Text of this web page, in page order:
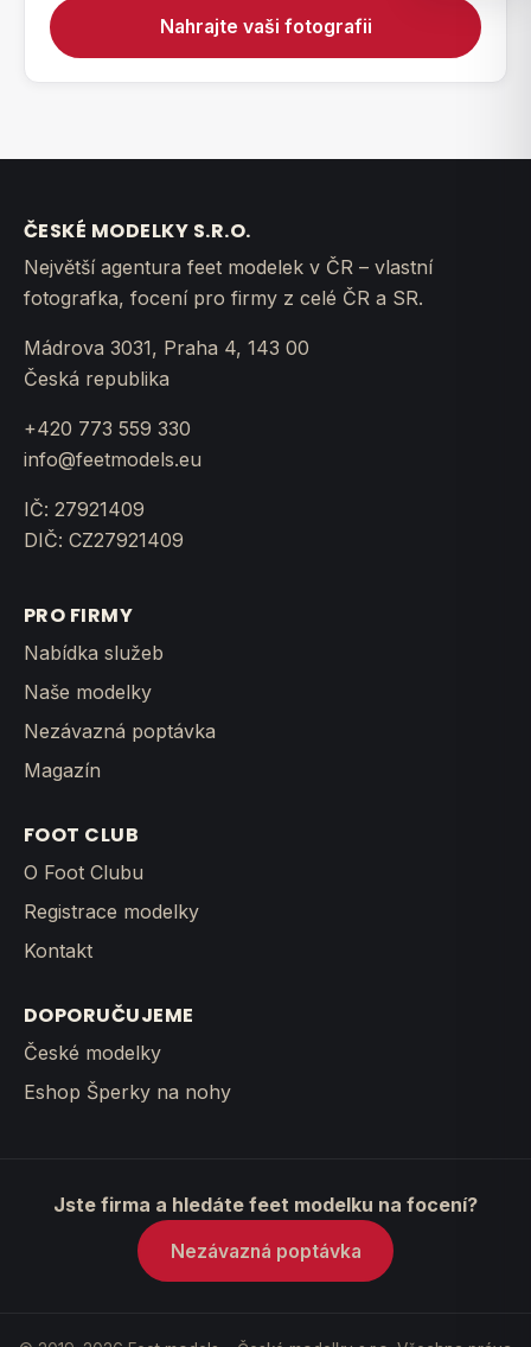
Nahrajte vaši fotografii
ČESKÉ MODELKY S.R.O.
Největší agentura feet modelek v ČR – vlastní
fotografka, focení pro firmy z celé ČR a SR.
Mádrova 3031, Praha 4, 143 00
Česká republika
+420 773 559 330
info@feetmodels.eu
IČ: 27921409
DIČ: CZ27921409
PRO FIRMY
Nabídka služeb
Naše modelky
Nezávazná poptávka
Magazín
FOOT CLUB
O Foot Clubu
Registrace modelky
Kontakt
DOPORUČUJEME
České modelky
Eshop Šperky na nohy
Jste firma a hledáte feet modelku na focení?
Nezávazná poptávka